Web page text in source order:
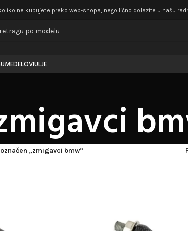
ne kupujete preko web-shopa, nego lično dolazite u našu
DELOVIULJE
„zmigavci bmw“